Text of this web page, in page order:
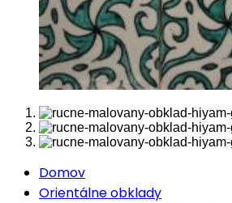
Domov
Orientálne obklady